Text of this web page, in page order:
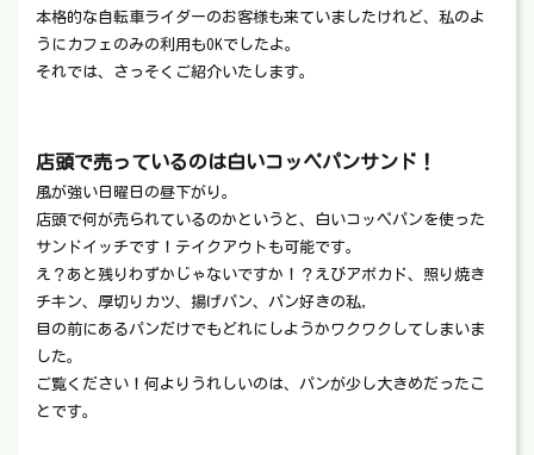
本格的な自転車ライダーのお客様も来ていましたけれど、私のよ
うにカフェのみの利用もOKでしたよ。
それでは、さっそくご紹介いたします。
店頭で売っているのは白いコッペパンサンド！
風が強い日曜日の昼下がり。
店頭で何が売られているのかというと、白いコッペパンを使った
サンドイッチです！テイクアウトも可能です。
え？あと残りわずかじゃないですか！？えびアボカド、照り焼き
チキン、厚切りカツ、揚げパン、パン好きの私,
目の前にあるパンだけでもどれにしようかワクワクしてしまいま
した。
ご覧ください！何よりうれしいのは、パンが少し大きめだったこ
とです。